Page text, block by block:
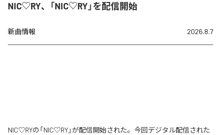
NIC♡RY、「NIC♡RY」を配信開始
新曲情報 2026.8.7
NIC♡RYの「NIC♡RY」が配信開始された。今回デジタル配信された